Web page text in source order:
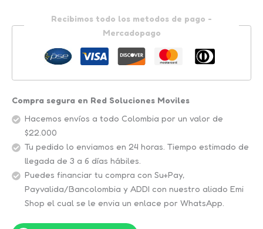
Recibimos todo los metodos de pago -
Mercadopago
Compra segura en Red Soluciones Moviles
Hacemos envíos a todo Colombia por un valor de
$22.000
Tu pedido lo enviamos en 24 horas. Tiempo estimado de
llegada de 3 a 6 días hábiles.
Puedes financiar tu compra con Su+Pay,
Payvalida/Bancolombia y ADDI con nuestro aliado Emi
Shop el cual se le envia un enlace por WhatsApp.